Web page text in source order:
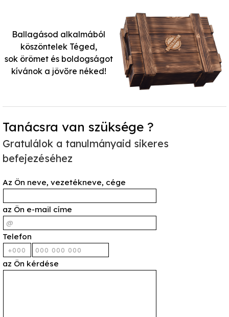
Ballagásod alkalmából
köszöntelek Téged,
sok örömet és boldogságot
kívánok a jövőre néked!
Tanácsra van szüksége ?
Gratulálok a tanulmányaid sikeres
befejezéséhez
Az Ön neve, vezetékneve, cége
az Ön e-mail címe
Telefon
az Ön kérdése